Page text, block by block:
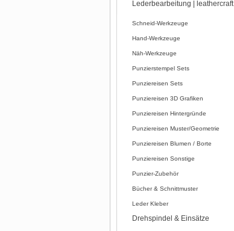
Lederbearbeitung | leathercraft
Schneid-Werkzeuge
Hand-Werkzeuge
Näh-Werkzeuge
Punzierstempel Sets
Punziereisen Sets
Punziereisen 3D Grafiken
Punziereisen Hintergründe
Punziereisen Muster/Geometrie
Punziereisen Blumen / Borte
Punziereisen Sonstige
Punzier-Zubehör
Bücher & Schnittmuster
Leder Kleber
Drehspindel & Einsätze